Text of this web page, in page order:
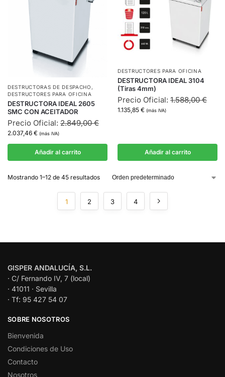
DESTRUCTORAS DE DESPACHO ,
DESTRUCTORES PARA OFICINA
DESTRUCTORA IDEAL 2605
SMC CON ACEITADOR
Precio Oficial: 2.849,00€
2.037,46 € (más IVA)
Añadir al carrito
DESTRUCTORES PARA OFICINA
DESTRUCTORA IDEAL 3104
(Tiras 4mm)
Precio Oficial: 1.588,00€
1.135,85 € (más IVA)
Añadir al carrito
Mostrando 1–12 de 45 resultados
1 2 3 4
GISPER ANDALUCÍA, S.L.
· C/ Fernando IV, 7 (local)
· 41011 · Sevilla
· Tf: 95 427 54 07
SOBRE NOSOTROS
Bienvenida
Condiciones de Uso
Contacto
Nosotros